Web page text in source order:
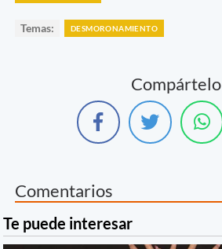
Temas: DESMORONAMIENTO
Compártelo
Comentarios